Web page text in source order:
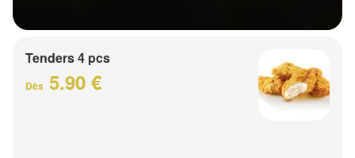
Tenders 4 pcs
Dès 5.90 €